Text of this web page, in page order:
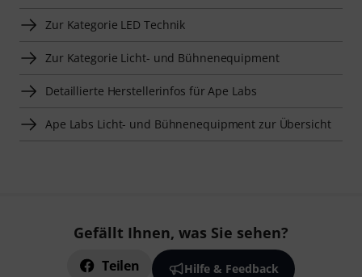
Zur Kategorie LED Technik
Zur Kategorie Licht- und Bühnenequipment
Detaillierte Herstellerinfos für Ape Labs
Ape Labs Licht- und Bühnenequipment zur Übersicht
Gefällt Ihnen, was Sie sehen?
Teilen Hilfe & Feedback